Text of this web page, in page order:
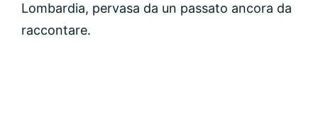
Lombardia, pervasa da un passato ancora da
raccontare.